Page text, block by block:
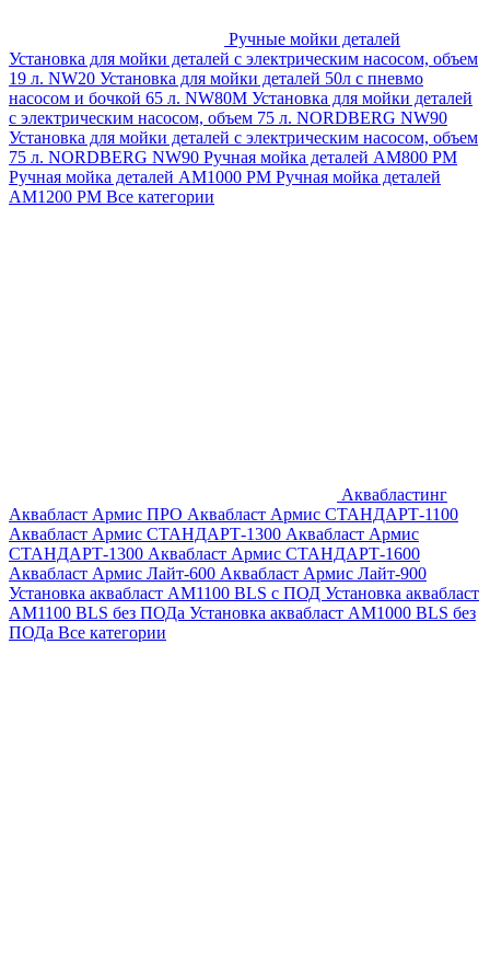
Ручные мойки деталей
Установка для мойки деталей с электрическим насосом, объем
19 л. NW20 Установка для мойки деталей 50л с пневмо
насосом и бочкой 65 л. NW80M Установка для мойки деталей
с электрическим насосом, объем 75 л. NORDBERG NW90
Установка для мойки деталей с электрическим насосом, объем
75 л. NORDBERG NW90 Ручная мойка деталей АМ800 РМ
Ручная мойка деталей АМ1000 РМ Ручная мойка деталей
АМ1200 РМ Все категории
Аквабластинг
Аквабласт Армис ПРО Аквабласт Армис СТАНДАРТ-1100
Аквабласт Армис СТАНДАРТ-1300 Аквабласт Армис
СТАНДАРТ-1300 Аквабласт Армис СТАНДАРТ-1600
Аквабласт Армис Лайт-600 Аквабласт Армис Лайт-900
Установка аквабласт AM1100 BLS с ПОД Установка аквабласт
AM1100 BLS без ПОДа Установка аквабласт AM1000 BLS без
ПОДа Все категории